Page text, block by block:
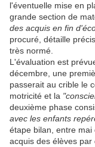
l'éventuelle mise en
grande section de
des acquis en fin
procuré, détaille
très normé.
L'évaluation est
décembre, une
passerait au crible le
motricité et la
deuxième phase
avec les enfants
étape bilan, entre
acquis des élèves par